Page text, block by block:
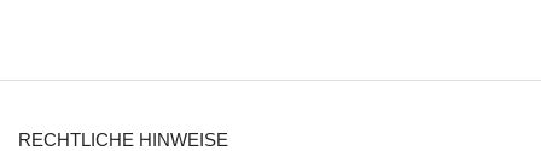
RECHTLICHE HINWEISE